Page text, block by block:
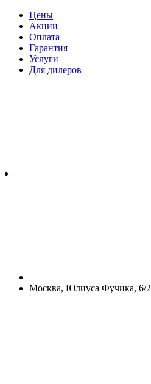
Цены
Акции
Оплата
Гарантия
Услуги
Для дилеров
Москва, Юлиуса Фучика, 6/2